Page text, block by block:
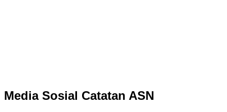
Media Sosial Catatan ASN